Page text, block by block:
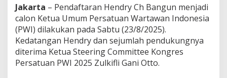
a
g
u
n
M
a
n
Jakarta – Pendaftaran Hendry Ch Bangun menjadi
calon Ketua Umum Persatuan Wartawan Indonesia
(PWI) dilakukan pada Sabtu (23/8/2025).
Kedatangan Hendry dan sejumlah pendukungnya
diterima Ketua Steering Committee Kongres
Persatuan PWI 2025 Zulkifli Gani Otto.